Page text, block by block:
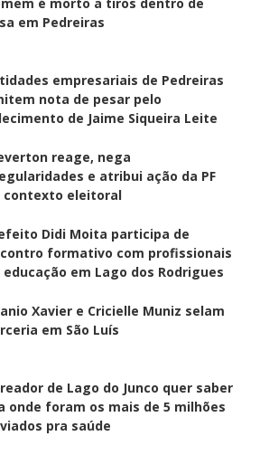
é morto a tiros dentro de
em Pedreiras
empresariais de Pedreiras
nota de pesar pelo
de Jaime Siqueira Leite
reage, nega
e atribui ação da PF
contexto eleitoral
Didi Moita participa de
formativo com profissionais
educação em Lago dos Rodrigues
Xavier e Cricielle Muniz selam
em São Luís
de Lago do Junco quer saber
onde foram os mais de 5 milhões
pra saúde